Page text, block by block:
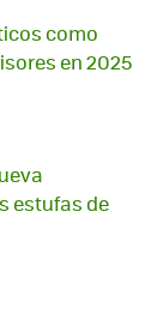
como
en 2025
estufas de